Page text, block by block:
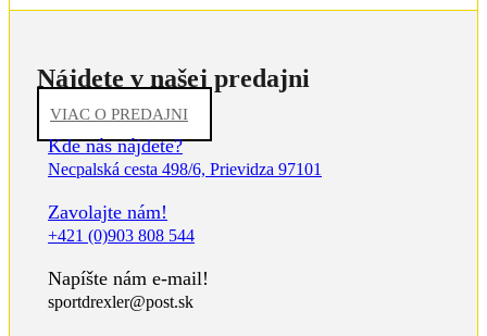
Nájdete v našej predajni
VIAC O PREDAJNI
Kde nás nájdete?
Necpalská cesta 498/6, Prievidza 97101
Zavolajte nám!
+421 (0)903 808 544
Napíšte nám e-mail!
sportdrexler@post.sk